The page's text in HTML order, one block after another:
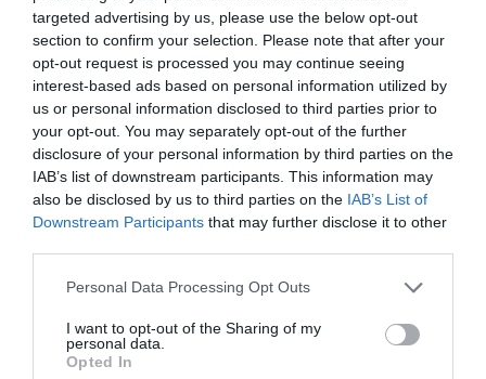
targeted advertising by us, please use the below opt-out
section to confirm your selection. Please note that after your
opt-out request is processed you may continue seeing
interest-based ads based on personal information utilized by
us or personal information disclosed to third parties prior to
your opt-out. You may separately opt-out of the further
disclosure of your personal information by third parties on the
IAB’s list of downstream participants. This information may
also be disclosed by us to third parties on the IAB’s List of
Downstream Participants that may further disclose it to other
Please note that this website/app uses one or more Google
not limited to your visit or usage behaviour. You may click to
grant or deny consent to Google and its third-party tags to
use your data for below specified purposes in below Google
Personal Data Processing Opt Outs
I want to opt-out of the Sharing of my
personal data.
Opted In